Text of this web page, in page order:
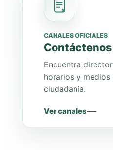
CANALES OFICIALES
Contáctenos
Encuentra
horarios y medios
ciudadanía.
Ver canales